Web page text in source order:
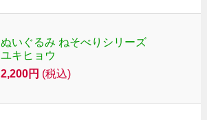
ぬいぐるみ ねそべりシリーズ
ユキヒョウ
2,200円 (税込)